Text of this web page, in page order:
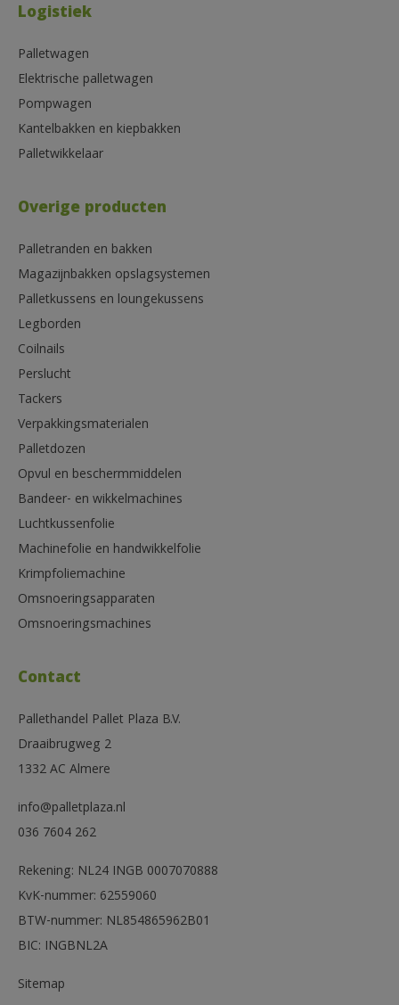
Logistiek
Palletwagen
Elektrische palletwagen
Pompwagen
Kantelbakken en kiepbakken
Palletwikkelaar
Overige producten
Palletranden en bakken
Magazijnbakken opslagsystemen
Palletkussens en loungekussens
Legborden
Coilnails
Perslucht
Tackers
Verpakkingsmaterialen
Palletdozen
Opvul en beschermmiddelen
Bandeer- en wikkelmachines
Luchtkussenfolie
Machinefolie en handwikkelfolie
Krimpfoliemachine
Omsnoeringsapparaten
Omsnoeringsmachines
Contact
Pallethandel Pallet Plaza B.V.
Draaibrugweg 2
1332 AC Almere
info@palletplaza.nl
036 7604 262
Rekening: NL24 INGB 0007070888
KvK-nummer: 62559060
BTW-nummer: NL854865962B01
BIC: INGBNL2A
Sitemap